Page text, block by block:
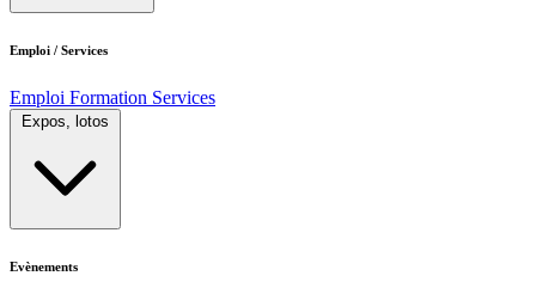
Emploi / Services
Emploi Formation Services
Expos, lotos
Evènements